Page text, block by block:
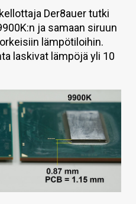
Der8auer tutki
ja samaan siruun
lämpötiloihin.
laskivat lämpöjä yli 10